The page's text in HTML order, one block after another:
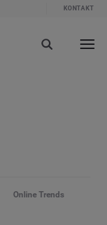
KONTAKT
Online Trends